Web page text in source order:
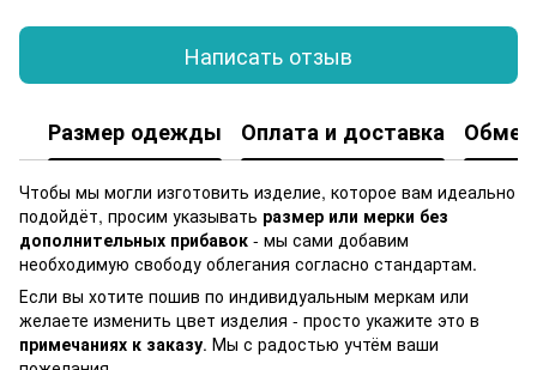
Написать отзыв
Размер одежды Оплата и доставка Обмен
Чтобы мы могли изготовить изделие, которое вам идеально
подойдёт, просим указывать размер или мерки без
дополнительных прибавок - мы сами добавим
необходимую свободу облегания согласно стандартам.
Если вы хотите пошив по индивидуальным меркам или
желаете изменить цвет изделия - просто укажите это в
примечаниях к заказу. Мы с радостью учтём ваши